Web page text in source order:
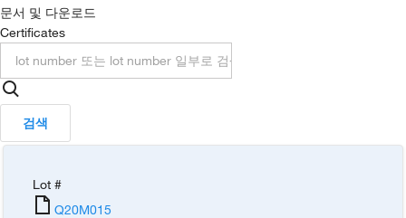
문서 및 다운로드
Certificates
검색
Lot #
Q20M015